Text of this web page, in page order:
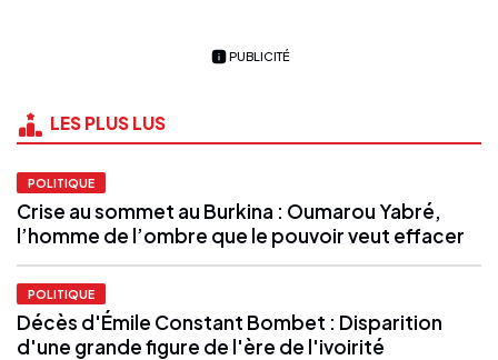
PUBLICITÉ
LES PLUS LUS
POLITIQUE
Crise au sommet au Burkina : Oumarou Yabré,
l’homme de l’ombre que le pouvoir veut effacer
POLITIQUE
Décès d'Émile Constant Bombet : Disparition
d'une grande figure de l'ère de l'ivoirité